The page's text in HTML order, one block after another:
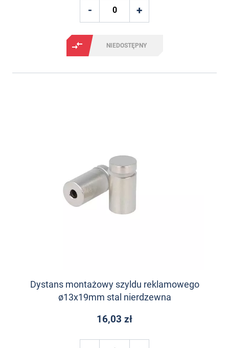
NIEDOSTĘPNY
Dystans montażowy szyldu reklamowego
ø13x19mm stal nierdzewna
16,03 zł